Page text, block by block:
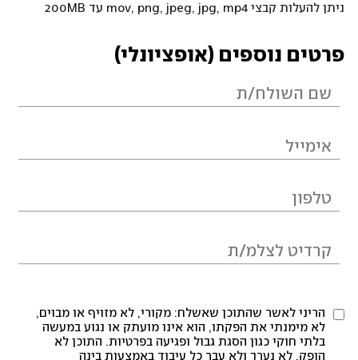
ניתן להעלות קבצי mov, png, jpeg, jpg, mp4 עד 200MB
פרטים נוספים (אופציונלי)
הריני לאשר שהתוכן שאשלח: מקורי, לא מזויף או מבוים,
לא מימנתי את הפקתו, הוא אינו מועתק או נגוע במעשה
בלתי חוקי כגון הסגת גבול ופגיעה בפרטיות. התוכן לא
הופק, לא נערך ולא עבר כל עיבוד באמצעות בינה